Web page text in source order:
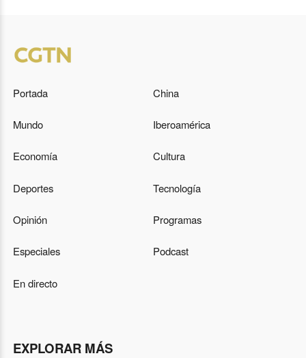
Portada China
Mundo Iberoamérica
Economía Cultura
Deportes Tecnología
Opinión Programas
Especiales Podcast
En directo
EXPLORAR MÁS